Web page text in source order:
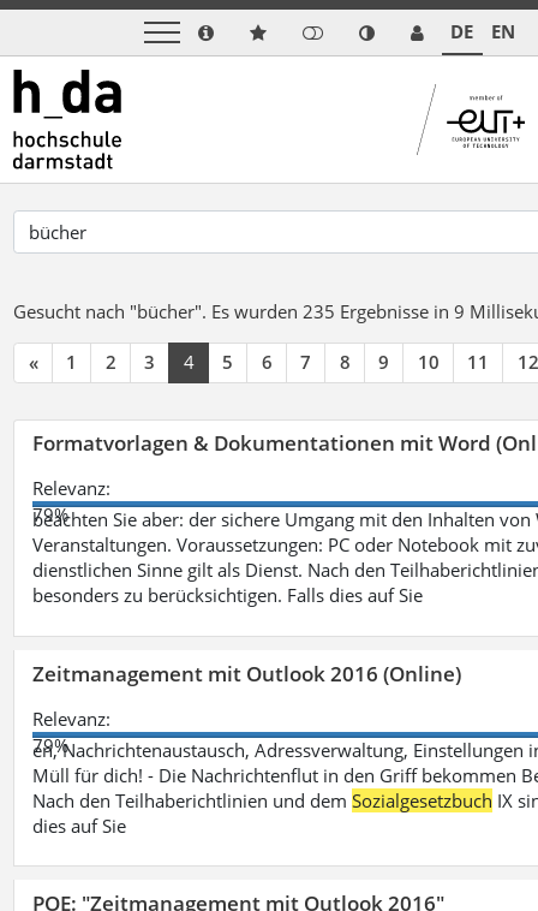
DE EN
Gesucht nach "bücher". Es wurden 235 Ergebnisse in 9
« 1 2 3 4 5 6 7 8 9 10 11 12
Formatvorlagen & Dokumentationen mit Word
Relevanz:
79%
beachten Sie aber: der sichere Umgang mit den Inhalten
Veranstaltungen. Voraussetzungen: PC oder Notebook mit
dienstlichen Sinne gilt als Dienst. Nach den
besonders zu berücksichtigen. Falls dies auf Sie
Zeitmanagement mit Outlook 2016 (Online)
Relevanz:
79%
en, Nachrichtenaustausch, Adressverwaltung,
Müll für dich! - Die Nachrichtenflut in den Griff bekommen
Nach den Teilhaberichtlinien und demSozialgesetzbuch IX
dies auf Sie
POE: "Zeitmanagement mit Outlook 2016"